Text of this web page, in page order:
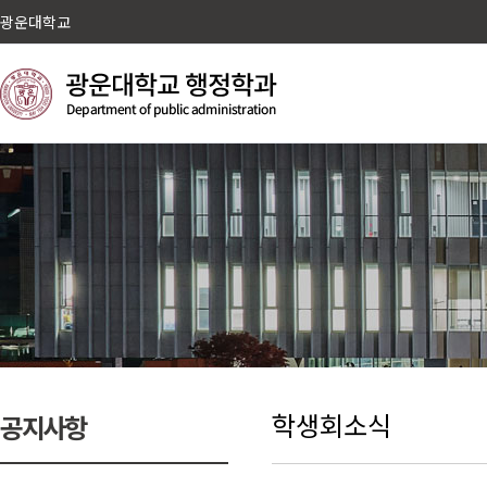
광운대학교
공지사항 학생회소식